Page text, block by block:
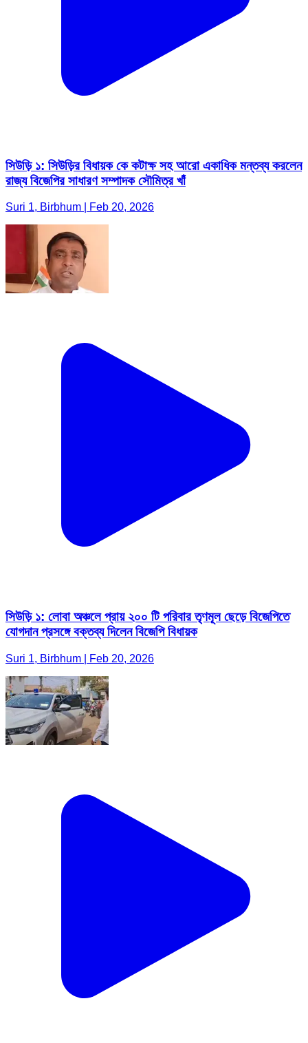
সিউড়ি ১: সিউড়ির বিধায়ক কে কটাক্ষ সহ আরো একাধিক মন্তব্য করলেন
রাজ্য বিজেপির সাধারণ সম্পাদক সৌমিত্র খাঁ
Suri 1, Birbhum | Feb 20, 2026
সিউড়ি ১: লোবা অঞ্চলে প্রায় ২০০ টি পরিবার তৃণমূল ছেড়ে বিজেপিতে
যোগদান প্রসঙ্গে বক্তব্য দিলেন বিজেপি বিধায়ক
Suri 1, Birbhum | Feb 20, 2026